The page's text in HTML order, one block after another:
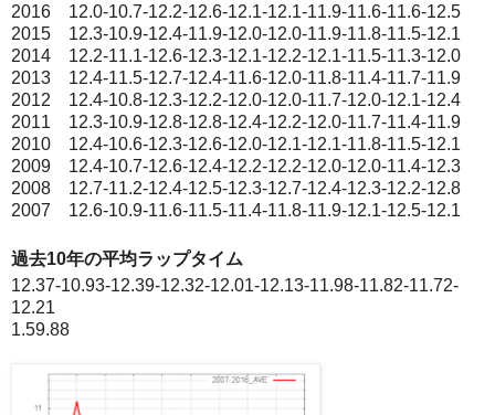
2016 12.0-10.7-12.2-12.6-12.1-12.1-11.9-11.6-11.6-12.5
2015 12.3-10.9-12.4-11.9-12.0-12.0-11.9-11.8-11.5-12.1
2014 12.2-11.1-12.6-12.3-12.1-12.2-12.1-11.5-11.3-12.0
2013 12.4-11.5-12.7-12.4-11.6-12.0-11.8-11.4-11.7-11.9
2012 12.4-10.8-12.3-12.2-12.0-12.0-11.7-12.0-12.1-12.4
2011 12.3-10.9-12.8-12.8-12.4-12.2-12.0-11.7-11.4-11.9
2010 12.4-10.6-12.3-12.6-12.0-12.1-12.1-11.8-11.5-12.1
2009 12.4-10.7-12.6-12.4-12.2-12.2-12.0-12.0-11.4-12.3
2008 12.7-11.2-12.4-12.5-12.3-12.7-12.4-12.3-12.2-12.8
2007 12.6-10.9-11.6-11.5-11.4-11.8-11.9-12.1-12.5-12.1
過去10年の平均ラップタイム
12.37-10.93-12.39-12.32-12.01-12.13-11.98-11.82-11.72-
12.21
1.59.88